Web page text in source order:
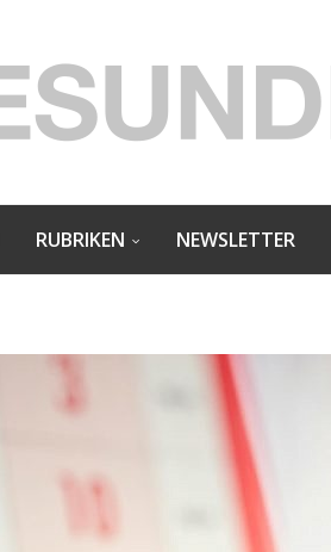
RUBRIKEN NEWSLETTER